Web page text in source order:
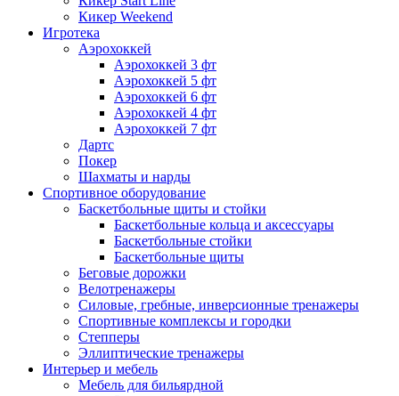
Кикер Weekend
Игротека
Аэрохоккей
Аэрохоккей 3 фт
Аэрохоккей 5 фт
Аэрохоккей 6 фт
Аэрохоккей 4 фт
Аэрохоккей 7 фт
Дартс
Покер
Шахматы и нарды
Спортивное оборудование
Баскетбольные щиты и стойки
Баскетбольные кольца и аксессуары
Баскетбольные стойки
Баскетбольные щиты
Беговые дорожки
Велотренажеры
Силовые, гребные, инверсионные тренажеры
Спортивные комплексы и городки
Степперы
Эллиптические тренажеры
Интерьер и мебель
Мебель для бильярдной